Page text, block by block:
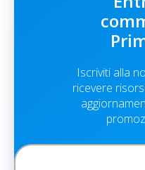
Iscriviti alla
ricevere